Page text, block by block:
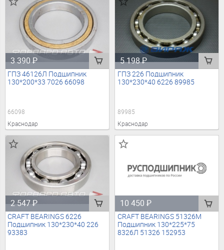
3 390₽
ГПЗ 46126Л Подшипник
130*200*33 7026 66098
66098
Краснодар
5 198₽
ГПЗ 226 Подшипник
130*230*40 6226 89985
89985
Краснодар
2 547₽
CRAFT BEARINGS 6226
Подшипник 130*230*40 226
93383
10 450₽
CRAFT BEARINGS 51326M
Подшипник 130*225*75
8326Л 51326 152953